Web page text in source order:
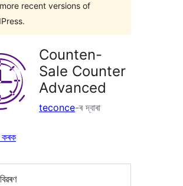
recent versions of
Counten-
Sale Counter
Advanced
teconce-ৰ দ্বাৰা
কৰক